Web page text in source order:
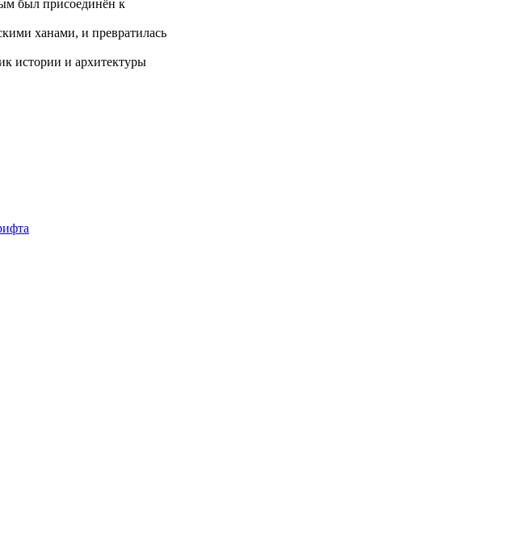
был присоединён к
ханами, и превратилась
истории и архитектуры